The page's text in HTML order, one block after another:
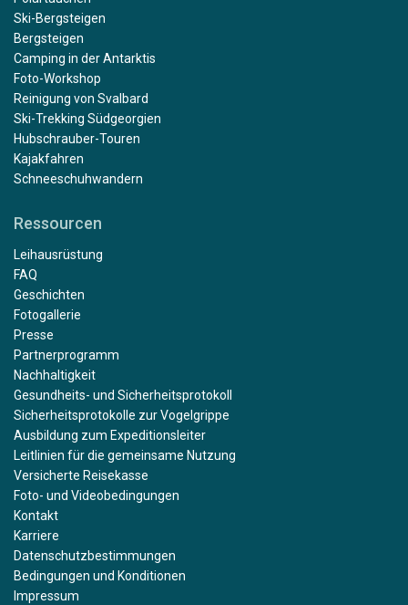
Ski-Bergsteigen
Bergsteigen
Camping in der Antarktis
Foto-Workshop
Reinigung von Svalbard
Ski-Trekking Südgeorgien
Hubschrauber-Touren
Kajakfahren
Schneeschuhwandern
Ressourcen
Leihausrüstung
FAQ
Geschichten
Fotogallerie
Presse
Partnerprogramm
Nachhaltigkeit
Gesundheits- und Sicherheitsprotokoll
Sicherheitsprotokolle zur Vogelgrippe
Ausbildung zum Expeditionsleiter
Leitlinien für die gemeinsame Nutzung
Versicherte Reisekasse
Foto- und Videobedingungen
Kontakt
Karriere
Datenschutzbestimmungen
Bedingungen und Konditionen
Impressum